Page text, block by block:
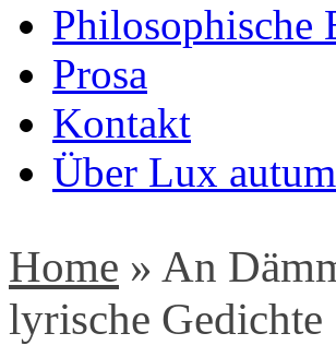
Philosophische
Prosa
Kontakt
Über Lux
Home » An
lyrische Gedichte